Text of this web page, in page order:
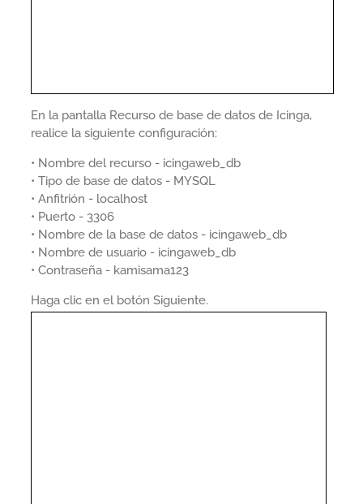
En la pantalla Recurso de base de datos de Icinga,
realice la siguiente configuración:
• Nombre del recurso - icingaweb_db
• Tipo de base de datos - MYSQL
• Anfitrión - localhost
• Puerto - 3306
• Nombre de la base de datos - icingaweb_db
• Nombre de usuario - icingaweb_db
• Contraseña - kamisama123
Haga clic en el botón Siguiente.